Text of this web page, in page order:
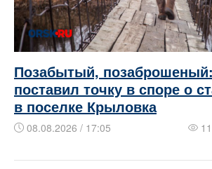
Позабытый,
поставил точку в споре о
в поселке Крыловка
08.08.2026 / 17:05